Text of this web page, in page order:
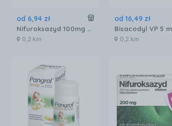
od 6,94 zł
Nifuroksazyd 100mg 24 tabletek
0,2 km
od 16,49 zł
0,2 km